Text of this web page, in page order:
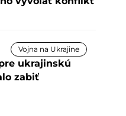
Vojna na Ukrajine
ukrajinskú
zabiť